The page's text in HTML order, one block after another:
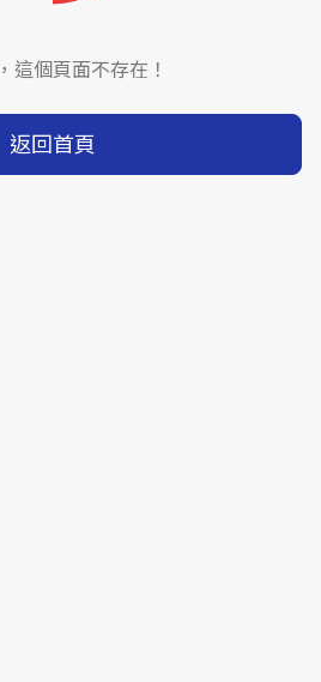
這個頁面不存在！
返回首頁